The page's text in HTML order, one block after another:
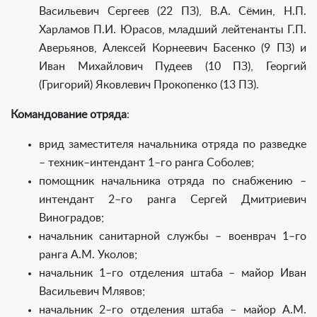
Васильевич Сергеев (22 ПЗ), В.А. Сёмин, Н.П.
Харламов П.И. Юрасов, младший лейтенанты Г.П.
Аверьянов, Алексей Корнеевич Басенко (9 ПЗ) и
Иван Михайлович Пудеев (10 ПЗ), Георгий
(Григорий) Яковлевич Прокопенко (13 ПЗ).
Командование отряда:
врид заместителя начальника отряда по разведке
– техник–интендант 1–го ранга Соболев;
помощник начальника отряда по снабжению –
интендант 2–го ранга Сергей Дмитриевич
Виноградов;
начальник санитарной службы – военврач 1–го
ранга А.М. Уколов;
начальник 1–го отделения штаба – майор Иван
Васильевич Млявов;
начальник 2–го отделения штаба – майор А.М.